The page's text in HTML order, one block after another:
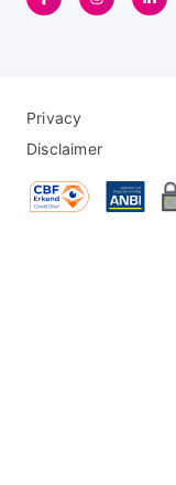
Disclaimer
menu
Privacy
Disclaimer
Logo
menu